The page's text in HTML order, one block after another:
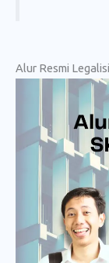
Alur Resmi